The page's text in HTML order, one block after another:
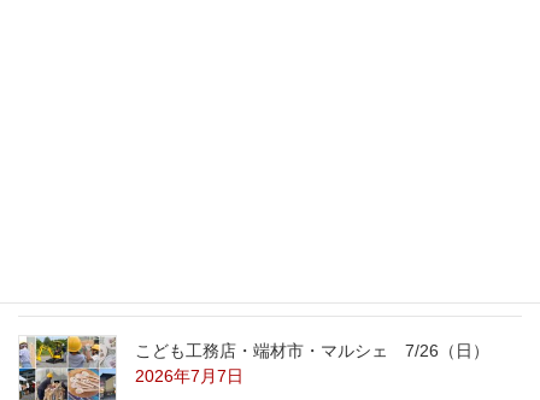
こども工務店・端材市・マルシェ 7/26（日）
2026年7月7日